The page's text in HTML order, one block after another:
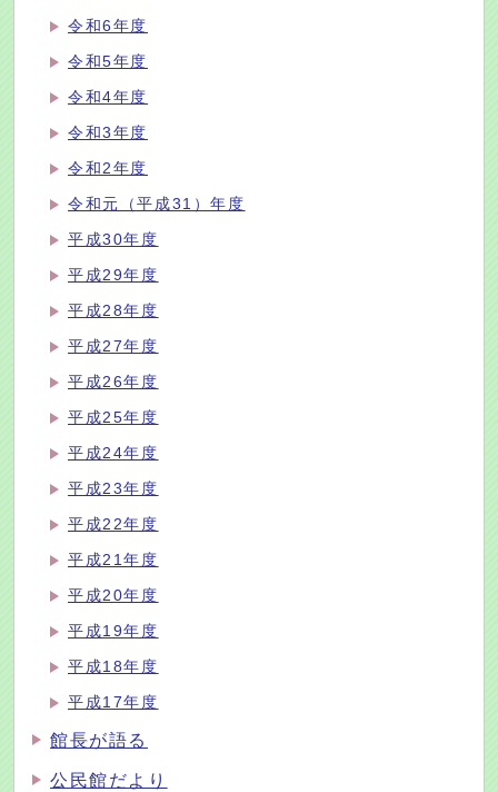
令和6年度
令和5年度
令和4年度
令和3年度
令和2年度
令和元（平成31）年度
平成30年度
平成29年度
平成28年度
平成27年度
平成26年度
平成25年度
平成24年度
平成23年度
平成22年度
平成21年度
平成20年度
平成19年度
平成18年度
平成17年度
館長が語る
公民館だより